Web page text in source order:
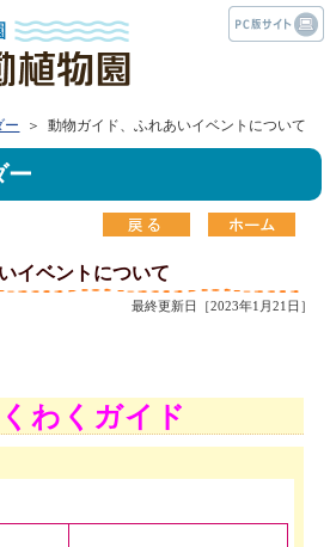
ー ＞ 動物ガイド、ふれあいイベントについて
ー
イベントについて
最終更新日［2023年1月21日］
わくガイド